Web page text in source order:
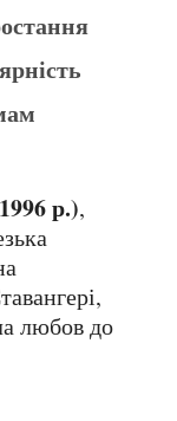
р.),
любов до